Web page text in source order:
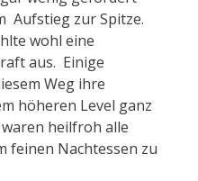
Aufstieg zur Spitze.
wohl eine
aus. Einige
Weg ihre
höheren Level ganz
heilfroh alle
feinen Nachtessen zu